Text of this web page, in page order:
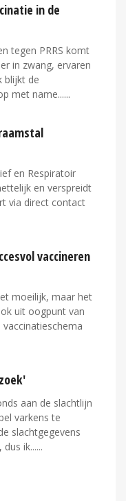
in de
tegen PRRS komt
in zwang, ervaren
blijkt de
met name...
en Respiratoir
en verspreidt
via direct contact
vaccineren
moeilijk, maar het
uit oogpunt van
aan de slachtlijn
varkens te
slachtgegevens
ik...